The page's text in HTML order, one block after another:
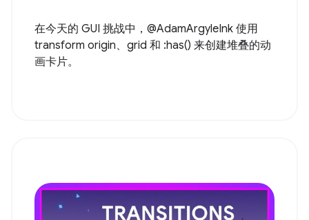
在今天的 GUI 挑战中，@AdamArgyleInk 使用
transform origin、grid 和 :has() 来创建堆叠的动
画卡片。